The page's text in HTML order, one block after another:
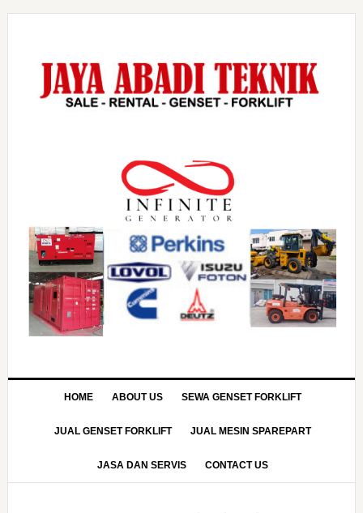
HOME ABOUT US SEWA GENSET FORKLIFT
JUAL GENSET FORKLIFT JUAL MESIN SPAREPART
JASA DAN SERVIS CONTACT US